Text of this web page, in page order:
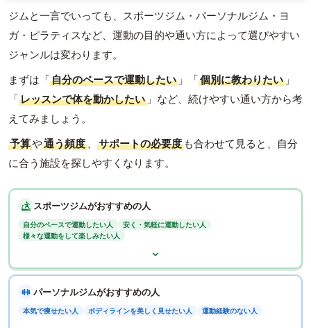
ジムと一言でいっても、スポーツジム・パーソナルジム・ヨ
ガ・ピラティスなど、運動の目的や通い方によって選びやすい
ジャンルは変わります。
まずは「自分のペースで運動したい 」「個別に教わりたい 」
「レッスンで体を動かしたい 」など、続けやすい通い方から考
えてみましょう。
予算や通う頻度 、 サポートの必要度 も合わせて見ると、自分
に合う施設を探しやすくなります。
スポーツジムがおすすめの人
自分のペースで運動したい人
安く・気軽に運動したい人
様々な運動をして楽しみたい人
パーソナルジムがおすすめの人
本気で痩せたい人 ボディラインを美しく見せたい人 運動経験のない人